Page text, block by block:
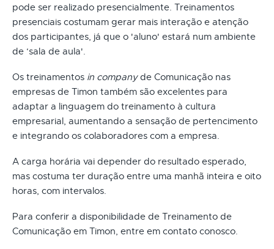
pode ser realizado presencialmente. Treinamentos
presenciais costumam gerar mais interação e atenção
dos participantes, já que o 'aluno' estará num ambiente
de ‘sala de aula'.
Os treinamentos in companyde Comunicação nas
empresas de Timon também são excelentes para
adaptar a linguagem do treinamento à cultura
empresarial, aumentando a sensação de pertencimento
e integrando os colaboradores com a empresa.
A carga horária vai depender do resultado esperado,
mas costuma ter duração entre uma manhã inteira e oito
horas, com intervalos.
Para conferir a disponibilidade de Treinamento de
Comunicação em Timon, entre em contato conosco.